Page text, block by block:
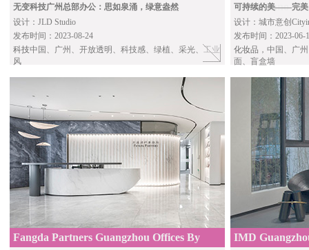
JLD Studio
无变科技广州总部办公：思如泉涌，绿意盎然
设计：JLD Studio
发布时间：2023-08-24
科技中国、广州、开放透明、科技感、绿植、采光、工业
风
by Cityinno
可持续的美——完美
设计：城市意创
发布时间：2023-06-
化妆品 ，中国、广
面、盲盒墙
Fangda Partners Guangzhou Offices By
IMD